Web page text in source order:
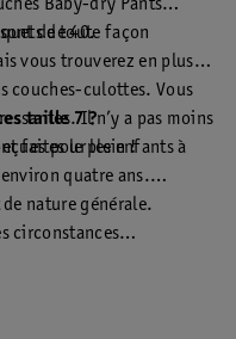
Baby-dry Pants
de 40.
de toute façon
vous trouverez en plus
couches-culottes. Vous
Il n’y a pas moins
et faites le plein !
taille 7 ?
pour les enfants à
quatre ans.
nature générale.
circonstances